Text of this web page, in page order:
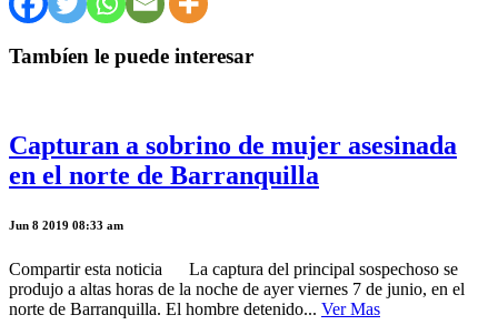
Tambíen le puede interesar
Capturan a sobrino de mujer asesinada
en el norte de Barranquilla
Jun 8 2019 08:33 am
Compartir esta noticia La captura del principal sospechoso se
produjo a altas horas de la noche de ayer viernes 7 de junio, en el
norte de Barranquilla. El hombre detenido... Ver Mas